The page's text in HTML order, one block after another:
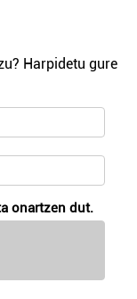
Harpidetu gure
onartzen dut.